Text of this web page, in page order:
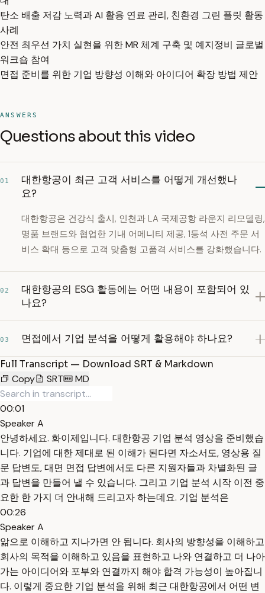
탄소 배출 저감 노력과 AI 활용 연료 관리, 친환경 그린 플릿 활동
사례
안전 최우선 가치 실현을 위한 MR 체계 구축 및 예지정비 글로벌
워크숍 참여
면접 준비를 위한 기업 방향성 이해와 아이디어 확장 방법 제안
ANSWERS
Questions about this video
01
대한항공이 최근 고객 서비스를 어떻게 개선했나
요?
대한항공은 건강식 출시, 인천과 LA 국제공항 라운지 리모델링,
명품 브랜드와 협업한 기내 어메니티 제공, 1등석 사전 주문 서
비스 확대 등으로 고객 맞춤형 고품격 서비스를 강화했습니다.
02
대한항공의 ESG 활동에는 어떤 내용이 포함되어 있
나요?
03 면접에서 기업 분석을 어떻게 활용해야 하나요?
Full Transcript — Download SRT & Markdown
Copy
SRT MD
00:01
Speaker A
안녕하세요. 화이제입니다. 대한항공 기업 분석 영상을 준비했습
니다. 기업에 대한 제대로 된 이해가 된다면 자소서도, 영상용 질
문 답변도, 대면 면접 답변에서도 다른 지원자들과 차별화된 글
과 답변을 만들어 낼 수 있습니다. 그리고 기업 분석 시작 이전 중
요한 한 가지 더 안내해 드리고자 하는데요. 기업 분석은
00:26
Speaker A
앎으로 이해하고 지나가면 안 됩니다. 회사의 방향성을 이해하고
회사의 목적을 이해하고 있음을 표현하고 나와 연결하고 더 나아
가는 아이디어와 포부와 연결까지 해야 합격 가능성이 높아집니
다. 이렇게 중요한 기업 분석을 위해 최근 대한항공에서 어떤 변